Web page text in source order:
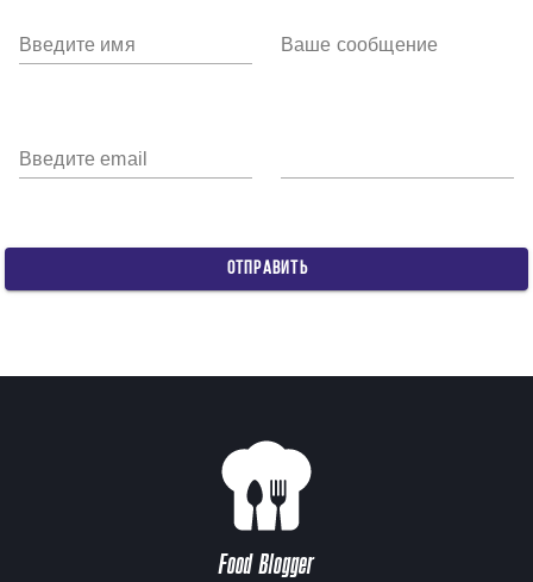
Введите имя
Введите email
Ваше сообщение
ОТПРАВИТЬ
Food Blogger